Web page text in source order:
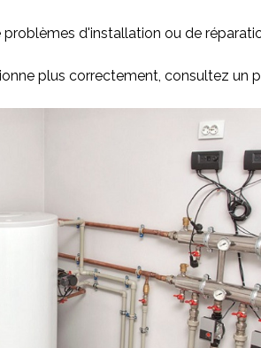
d'installation ou de
plus correctement, consultez un